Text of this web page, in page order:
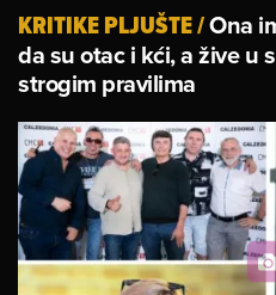
KRITIKE PLJUŠTE/Ona
da su otac i kći, a žive u
strogim pravilima